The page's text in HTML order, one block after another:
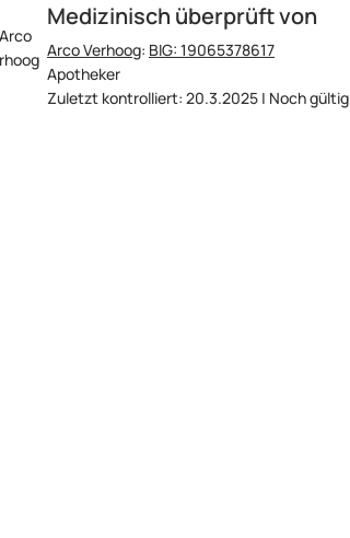
Medizinisch überprüft von
Arco Verhoog: BIG: 19065378617
Apotheker
Zuletzt kontrolliert: 20.3.2025 | Noch gültig